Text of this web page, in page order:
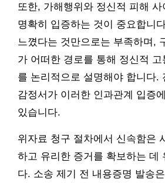
또한, 가해행위와 정신적 피해
명확히 입증하는 것이 중요합니
느꼈다는 것만으로는 부족하며,
가 어떠한 경로를 통해 정신적 고
를 논리적으로 설명해야 합니다.
감정서가 이러한 인과관계 입증
있습니다.
위자료 청구 절차에서 신속함은
하고 유리한 증거를 확보하는 데
다. 소송 제기 전 내용증명 발송